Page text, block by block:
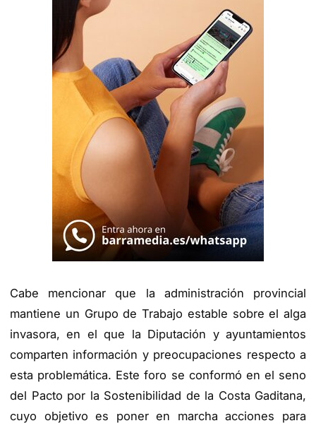
Cabe mencionar que la administración provincial
mantiene un Grupo de Trabajo estable sobre el alga
invasora, en el que la Diputación y ayuntamientos
comparten información y preocupaciones respecto a
esta problemática. Este foro se conformó en el seno
del Pacto por la Sostenibilidad de la Costa Gaditana,
cuyo objetivo es poner en marcha acciones para